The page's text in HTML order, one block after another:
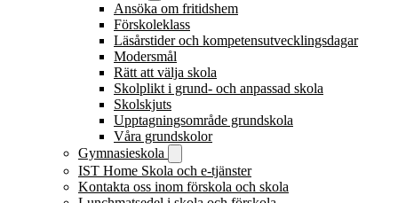
Ansöka om fritidshem
Förskoleklass
Läsårstider och kompetensutvecklingsdagar
Modersmål
Rätt att välja skola
Skolplikt i grund- och anpassad skola
Skolskjuts
Upptagningsområde grundskola
Våra grundskolor
Gymnasieskola
IST Home Skola och e-tjänster
Kontakta oss inom förskola och skola